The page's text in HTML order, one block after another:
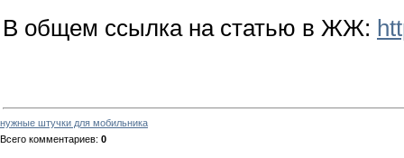
В общем ссылка на статью в ЖЖ:
нужные штучки для мобильника
Всего комментариев: 0